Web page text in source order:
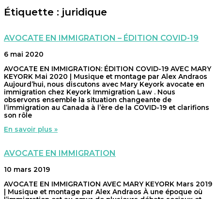
Étiquette : juridique
AVOCATE EN IMMIGRATION – ÉDITION COVID-19
6 mai 2020
AVOCATE EN IMMIGRATION: ÉDITION COVID-19 AVEC MARY
KEYORK Mai 2020 | Musique et montage par Alex Andraos
Aujourd’hui, nous discutons avec Mary Keyork avocate en
immigration chez Keyork Immigration Law . Nous
observons ensemble la situation changeante de
l’immigration au Canada à l’ère de la COVID-19 et clarifions
son rôle
En savoir plus »
AVOCATE EN IMMIGRATION
10 mars 2019
AVOCATE EN IMMIGRATION AVEC MARY KEYORK Mars 2019
| Musique et montage par Alex Andraos À une époque où